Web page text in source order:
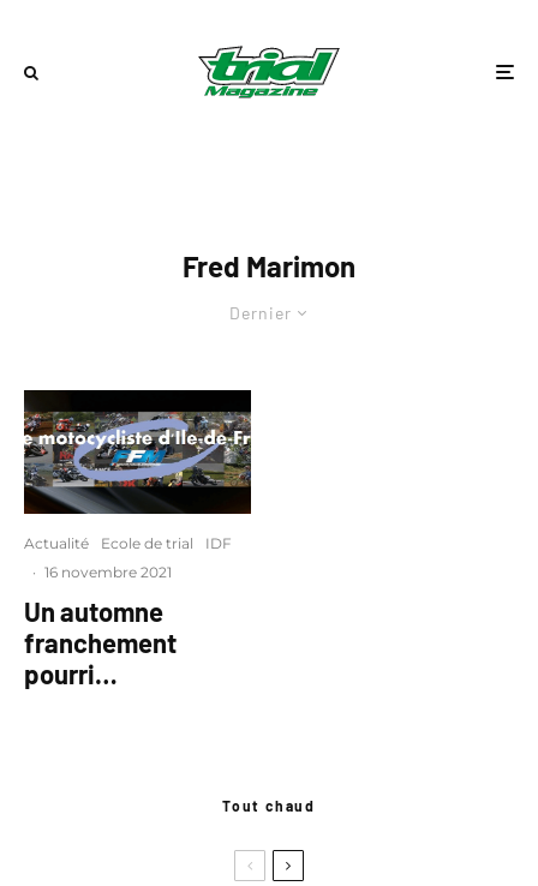
Fred Marimon
Dernier
Actualité Ecole de trial
IDF
· 16 novembre 2021
Un automne
franchement
pourri…
Tout chaud